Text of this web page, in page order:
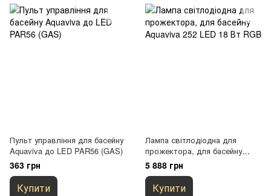
Пульт управління для басейну
Aquaviva до LED PAR56 (GAS)
363 грн
Купити
Лампа світлодіодна для
прожектора, для басейну
Aquaviva 252 LED 18 Вт RGB
5 888 грн
Купити